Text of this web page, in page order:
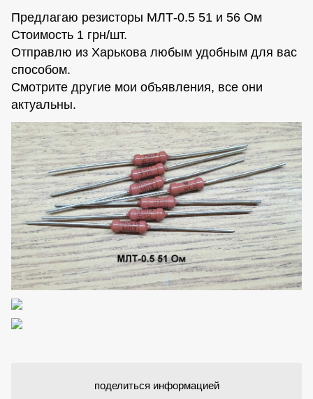
Предлагаю резисторы МЛТ-0.5 51 и 56 Ом
Стоимость 1 грн/шт.
Отправлю из Харькова любым удобным для вас
способом.
Смотрите другие мои объявления, все они
актуальны.
поделиться информацией